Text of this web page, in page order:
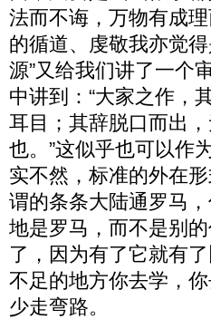
法而不诲，万物有成
的循道、虔敬我亦觉
源”又给我们讲了一个
中讲到：“大家之作，
耳目；其辞脱口而出
也。”这似乎也可以作
实不然，标准的外在
谓的条条大陆通罗马
地是罗马，而不是别
了，因为有了它就有
不足的地方你去学，
少走弯路。